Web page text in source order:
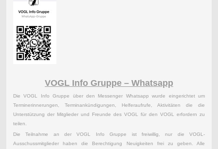
VOGL Info Gruppe – Whatsapp
Die VOGL Info Gruppe über den Messenger Whatsapp wurde eingerichtet um
Terminerinnerungen, Terminankündigungen, Helferaufrufe, Aktivitäten die die
Unterstützung der Mitglieder und Freunde des VOGL für den VOGL erfordern zu
teilen.
Die Teilnahme an der VOGL Info Gruppe ist freiwillig, nur die VOGL-
Ausschussmitglieder haben die Berechtigung Neuigkeiten frei zu geben. Alle